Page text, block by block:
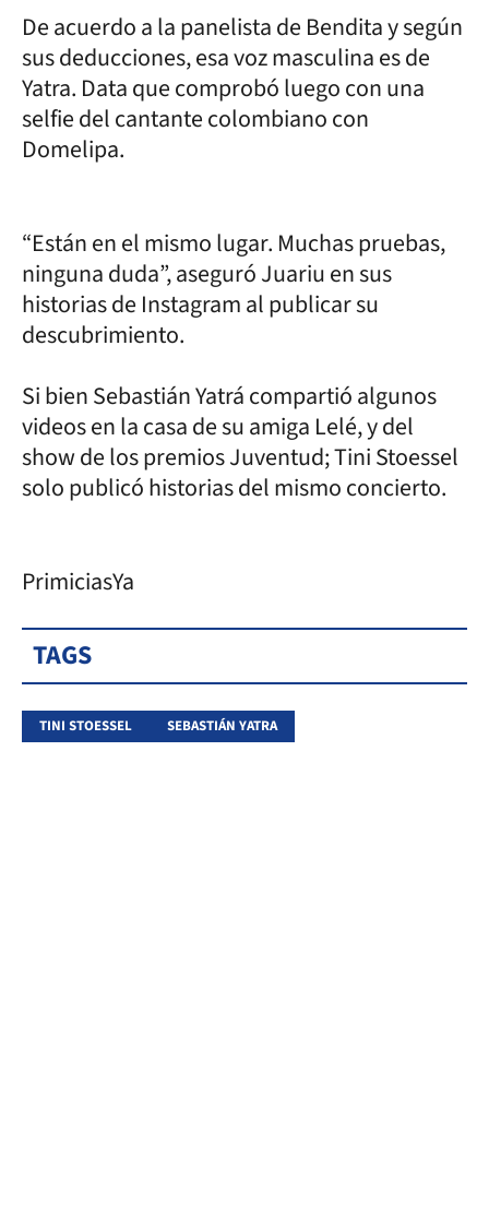
De acuerdo a la panelista de Bendita y según
sus deducciones, esa voz masculina es de
Yatra. Data que comprobó luego con una
selfie del cantante colombiano con
Domelipa.
“Están en el mismo lugar. Muchas pruebas,
ninguna duda”, aseguró Juariu en sus
historias de Instagram al publicar su
descubrimiento.
Si bien Sebastián Yatrá compartió algunos
videos en la casa de su amiga Lelé, y del
show de los premios Juventud; Tini Stoessel
solo publicó historias del mismo concierto.
PrimiciasYa
TAGS
TINI STOESSEL SEBASTIÁN YATRA